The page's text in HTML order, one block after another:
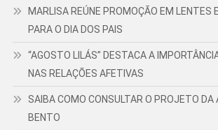
MARLISA REÚNE PROMOÇÃO EM LENTES
PARA O DIA DOS PAIS
“AGOSTO LILÁS” DESTACA A
NAS RELAÇÕES AFETIVAS
SAIBA COMO CONSULTAR O PROJETO DA
BENTO